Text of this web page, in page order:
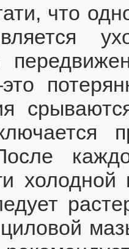
что
холодной